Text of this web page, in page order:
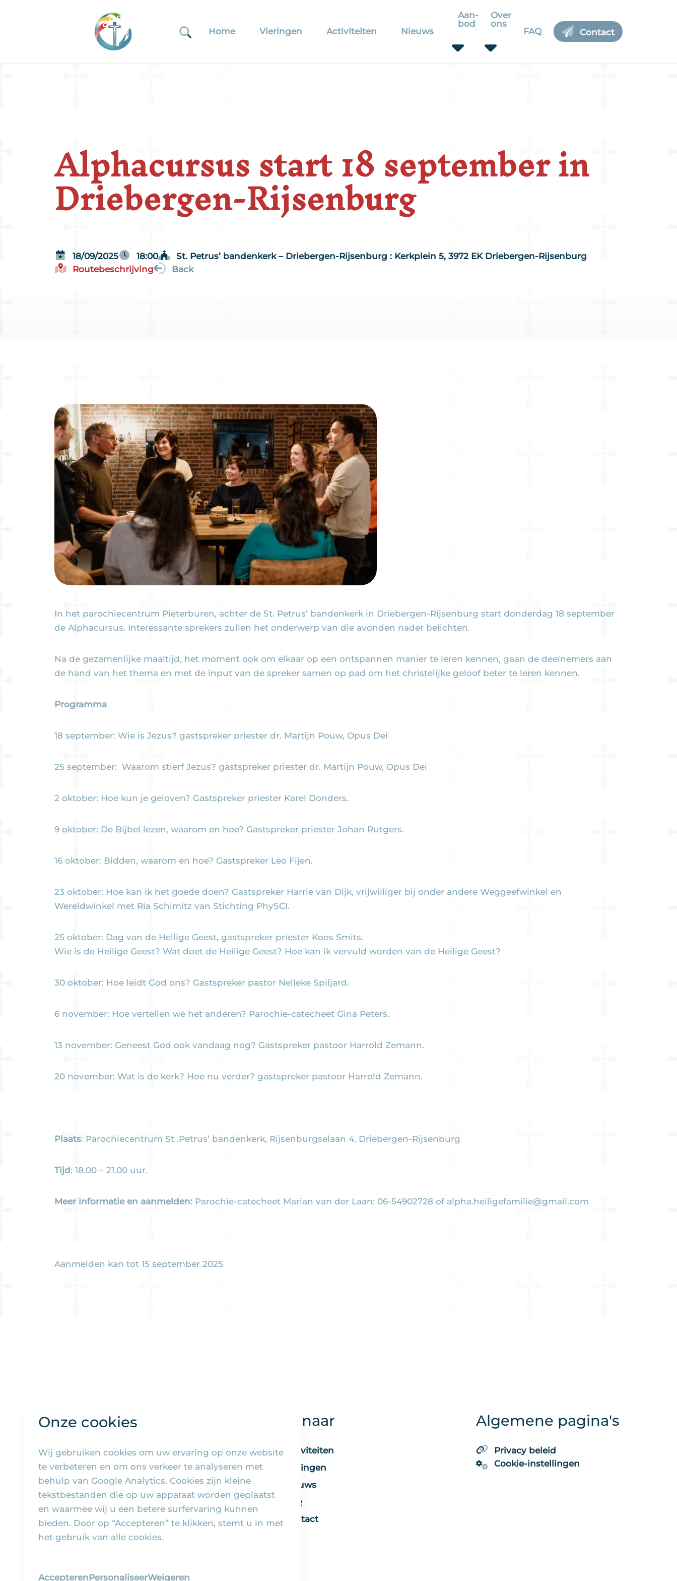
Home Vieringen Activiteiten Nieuws
Aan-
bod
Over
ons
FAQ Contact
Onze cookies
Wij gebruiken cookies om uw ervaring op onze website
te verbeteren en om ons verkeer te analyseren met
behulp van Google Analytics. Cookies zijn kleine
tekstbestanden die op uw apparaat worden geplaatst
en waarmee wij u een betere surfervaring kunnen
bieden. Door op “Accepteren” te klikken, stemt u in met
het gebruik van alle cookies.
AccepterenPersonaliseerWeigeren
Alphacursus start 18 september in
Driebergen-Rijsenburg
18/09/2025 18:00
St. Petrus’ bandenkerk – Driebergen-Rijsenburg : Kerkplein 5, 3972 EK Driebergen-Rijsenburg
Routebeschrijving
Back
In het parochiecentrum Pieterburen, achter de St. Petrus’ bandenkerk in Driebergen-Rijsenburg start donderdag 18 september
de Alphacursus. Interessante sprekers zullen het onderwerp van die avonden nader belichten.
Na de gezamenlijke maaltijd, het moment ook om elkaar op een ontspannen manier te leren kennen, gaan de deelnemers aan
de hand van het thema en met de input van de spreker samen op pad om het christelijke geloof beter te leren kennen.
Programma
18 september: Wie is Jezus? gastspreker priester dr. Martijn Pouw, Opus Dei
25 september: Waarom stierf Jezus? gastspreker priester dr. Martijn Pouw, Opus Dei
2 oktober: Hoe kun je geloven? Gastspreker priester Karel Donders.
9 oktober: De Bijbel lezen, waarom en hoe? Gastspreker priester Johan Rutgers.
16 oktober: Bidden, waarom en hoe? Gastspreker Leo Fijen.
23 oktober: Hoe kan ik het goede doen? Gastspreker Harrie van Dijk, vrijwilliger bij onder andere Weggeefwinkel en
Wereldwinkel met Ria Schimitz van Stichting PhySCI.
25 oktober: Dag van de Heilige Geest, gastspreker priester Koos Smits.
Wie is de Heilige Geest? Wat doet de Heilige Geest? Hoe kan ik vervuld worden van de Heilige Geest?
30 oktober: Hoe leidt God ons? Gastspreker pastor Nelleke Spiljard.
6 november: Hoe vertellen we het anderen? Parochie-catecheet Gina Peters.
13 november: Geneest God ook vandaag nog? Gastspreker pastoor Harrold Zemann.
20 november: Wat is de kerk? Hoe nu verder? gastspreker pastoor Harrold Zemann.
Plaats: Parochiecentrum St .Petrus’ bandenkerk, Rijsenburgselaan 4, Driebergen-Rijsenburg
Tijd : 18.00 – 21.00 uur.
Meer informatie en aanmelden: Parochie-catecheet Marian van der Laan: 06-54902728 of alpha.heiligefamilie@gmail.com
Aanmelden kan tot 15 september 2025
Snel naar
Activiteiten
Vieringen
Nieuws
FAQ
Contact
Algemene pagina's
Privacy beleid
Cookie-instellingen